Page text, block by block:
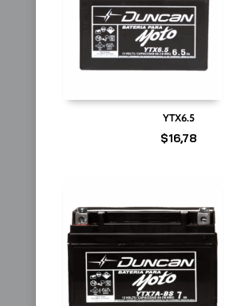
YTX6.5
$16,78